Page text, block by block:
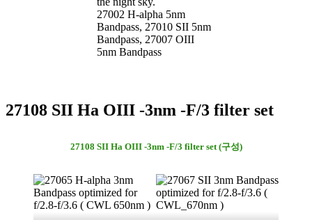
27002 H-alpha 5nm
Bandpass, 27010 SII 5nm
Bandpass, 27007 OIII
5nm Bandpass
27108 SII Ha OIII -3nm -F/3 filter set
27108 SII Ha OIII -3nm -F/3 filter set (구성)